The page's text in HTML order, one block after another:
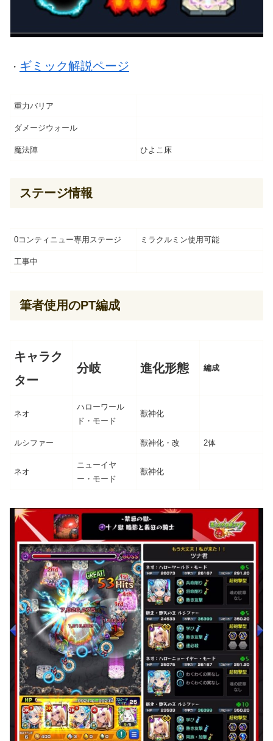
・ ギミック解説ページ
重力バリア
ダメージウォール
魔法陣 ひよこ床
ステージ情報
0コンティニュー専用ステージ ミラクルミン使用可能
工事中
筆者使用のPT編成
キャラク
ター
分岐 進化形態 編成
ネオ
ハローワール
ド・モード
獣神化
ルシファー 獣神化・改 2体
ネオ
ニューイヤ
ー・モード
獣神化